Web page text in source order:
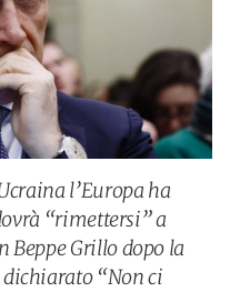
l’Europa ha
“rimettersi” a
Beppe Grillo dopo la
“Non ci